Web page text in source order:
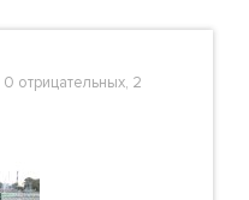
0 отрицательных, 2